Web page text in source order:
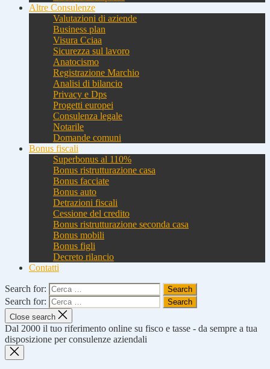
Altre Consulenze
Valutazioni di aziende
Business plan
Visura Cciaa
Sicurezza sul lavoro
Anatocismo
Registrazione Marchio
Analisi di bilancio
Privacy e Dps
Progetti europei
Consulenza legale
Notarile
Domande comuni
Bonus fiscali
Superbonus al 110%
Bonus ristrutturazione casa
Bonus facciate
Bonus auto
Detrazioni fiscali
Cessione del credito
Bonus ristrutturazione seconda casa
Bonus mobili
Bonus figli
Decreto rilancio
Contatti
Search for:
Search for:
Close search
Dal 2000 il tuo riferimento online su fisco e tasse - da sempre a tua
disposizione per consulenze aziendali